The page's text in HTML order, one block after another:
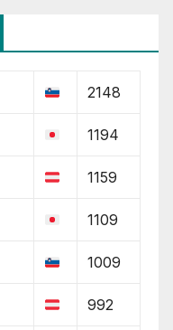
2148
1194
1159
1109
1009
992